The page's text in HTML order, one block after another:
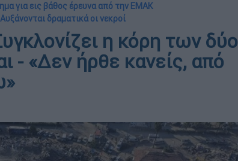
για εις βάθος έρευνα από την ΕΜΑΚ
δραματικά οι νεκροί
η κόρη των δύο
- «Δεν ήρθε κανείς, από